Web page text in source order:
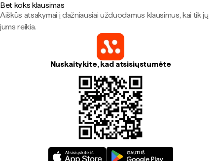
Bet koks klausimas
Aiškūs atsakymai į dažniausiai užduodamus klausimus, kai tik jų
jums reikia.
Nuskaitykite, kad atsisiųstumėte